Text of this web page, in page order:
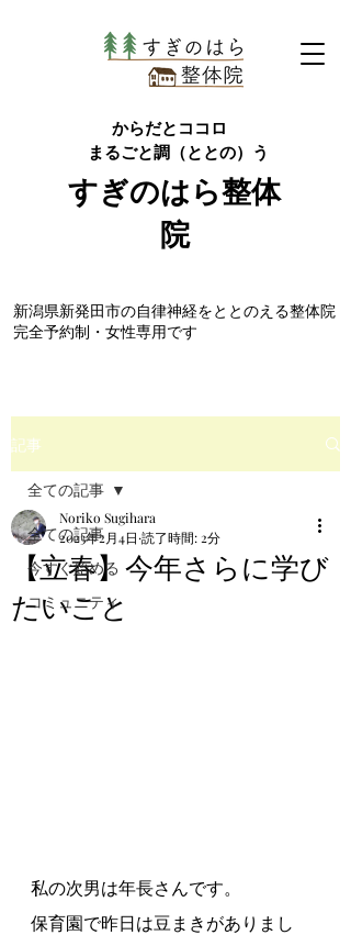
からだとココロ
まるごと調（ととの）う
すぎのはら整体
院
​新潟県新発田市の自律神経をととのえる整体院
完全予約制・女性専用です
記事
全ての記事
今すぐ始める
コミュニティ
全ての記事
【立春】今年さらに学び
たいこと
Noriko Sugihara
2023年2月4日 読了時間: 2分
私の次男は年長さんです。
保育園で昨日は豆まきがありまし